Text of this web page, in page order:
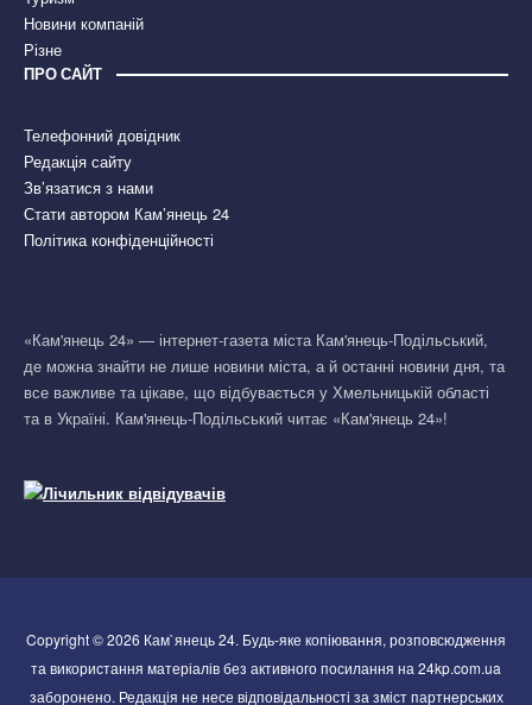
Новини компаній
Різне
ПРО САЙТ
Телефонний довідник
Редакція сайту
Зв’язатися з нами
Стати автором Кам’янець 24
Політика конфіденційності
«Кам'янець 24» — інтернет-газета міста Кам'янець-Подільський,
де можна знайти не лише новини міста, а й останні новини дня, та
все важливе та цікаве, що відбувається у Хмельницькій області
та в Україні. Кам'янець-Подільський читає «Кам'янець 24»!
Copyright © 2026 Кам`янець 24. Будь-яке копіювання, розповсюдження
та використання матеріалів без активного посилання на 24kp.com.ua
заборонено. Редакція не несе відповідальності за зміст партнерських